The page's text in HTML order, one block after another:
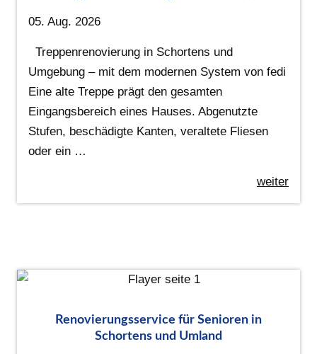
05. Aug. 2026
Treppenrenovierung in Schortens und
Umgebung – mit dem modernen System von fedi
Eine alte Treppe prägt den gesamten
Eingangsbereich eines Hauses. Abgenutzte
Stufen, beschädigte Kanten, veraltete Fliesen
oder ein …
weiter
Renovierungsservice für Senioren in
Schortens und Umland